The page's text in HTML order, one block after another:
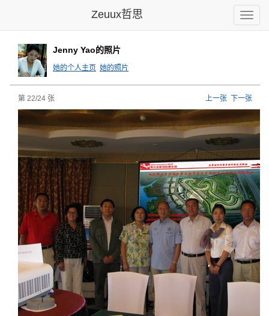
Toggle
Zeuux哲思
Jenny Yao的照片
她的个人主页 她的照片
第 22/24 张 上一张 下一张